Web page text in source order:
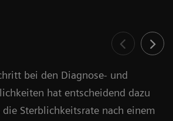
bei den Diagnose- und
hat entscheidend dazu
Sterblichkeitsrate nach einem